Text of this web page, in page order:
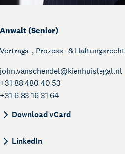
Anwalt (Senior)
Vertrags-, Prozess- & Haftungsrecht
john.vanschendel@kienhuislegal.nl
+31 88 480 40 53
+31 6 83 16 31 64
Download vCard
LinkedIn